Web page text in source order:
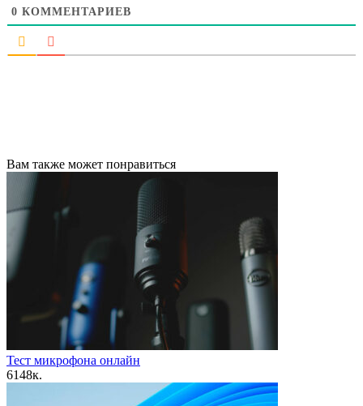
0 КОММЕНТАРИЕВ
Вам также может понравиться
Тест микрофона онлайн
6148к.